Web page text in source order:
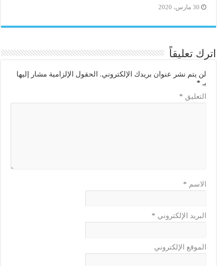
30 مارس، 2020
اترك تعليقاً
لن يتم نشر عنوان بريدك الإلكتروني.
الحقول الإلزامية مشار إليها
بـ *
التعليق *
الاسم *
البريد الإلكتروني *
الموقع الإلكتروني